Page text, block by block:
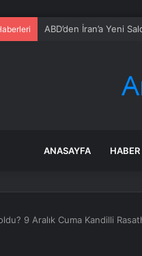
ABD’den İran’a Yeni
ANASAYFA HABER
9 Aralık Cuma Kandilli